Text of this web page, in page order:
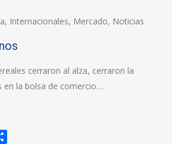
, Internacionales, Mercado, Noticias
cerraron al alza, cerraron la
en la bolsa de comercio…